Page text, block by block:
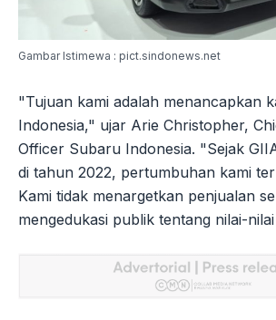
Gambar Istimewa : pict.sindonews.net
"Tujuan kami adalah menancapkan
Indonesia," ujar Arie Christopher,
Officer Subaru Indonesia. "Sejak
di tahun 2022, pertumbuhan kami
Kami tidak menargetkan penjualan
mengedukasi publik tentang nilai-